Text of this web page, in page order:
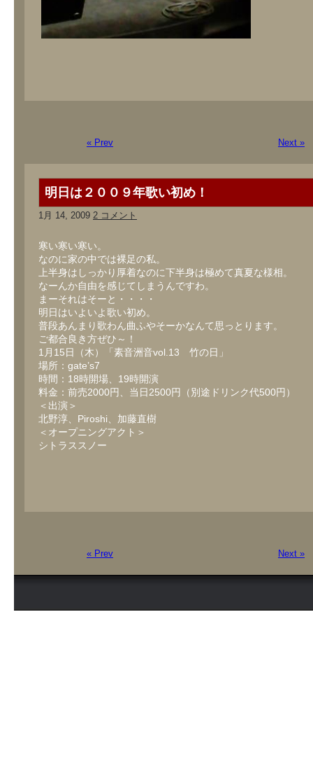
« Prev Next »
明日は２００９年歌い初め！
1月 14, 2009 2 コメント
寒い寒い寒い。
なのに家の中では裸足の私。
上半身はしっかり厚着なのに下半身は極めて真夏な様相。
なーんか自由を感じてしまうんですわ。
まーそれはそーと・・・・
明日はいよいよ歌い初め。
普段あんまり歌わん曲ふやそーかなんて思っとります。
ご都合良き方ぜひ～！
1月15日（木）「素音洲音vol.13 竹の日」
場所：gate’s7
時間：18時開場、19時開演
料金：前売2000円、当日2500円（別途ドリンク代500円）
＜出演＞
北野淳、Piroshi、加藤直樹
＜オープニングアクト＞
シトラススノー
« Prev Next »